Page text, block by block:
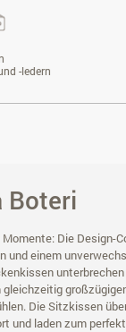
-ledern
Boteri
Die Design-
und einem
unterbrechen
Die Sitzkissen
und laden zum